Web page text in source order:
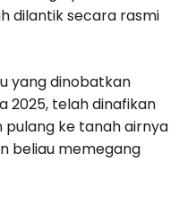
dilantik secara rasmi
yang dinobatkan
2025, telah dinafikan
pulang ke tanah airnya
beliau memegang